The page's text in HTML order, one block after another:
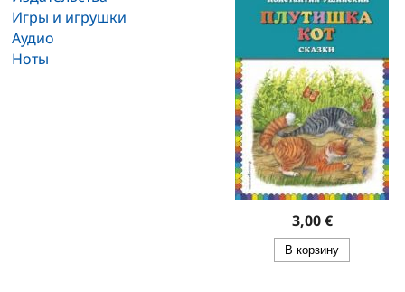
Игры и игрушки
Аудио
Ноты
3,00 €